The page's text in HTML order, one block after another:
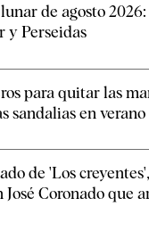
de agosto 2026:
y Perseidas
para quitar las
sandalias en verano
de 'Los
Coronado que